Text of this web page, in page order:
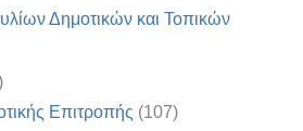
Δημοτικών και Τοπικών
Επιτροπής (107)